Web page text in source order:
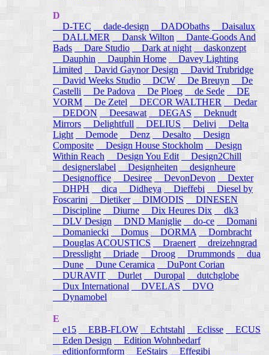
D
D-TEC
dade-design DADObaths
Daisalux
DALLMER
Dansk Wilton
Dante-Goods And
Bads
Dare Studio Dark at night
daskonzept
Dauphin
Dauphin Home
Davey Lighting
Limited
David Gaynor Design
David Trubridge
David Weeks Studio
DCW De Breuyn
De
Castelli
De Padova De Ploeg de Sede
DE
VORM
De Zetel DECOR WALTHER
Dedar
DEDON
Deesawat DEGAS
Deknudt
Mirrors
Delightfull DELIUS Delivi
Delta
Light
Demode Denz Desalto
Design
Composite
Design House Stockholm
Design
Within Reach
Design You Edit
Design2Chill
designerslabel
Designheiten
designheure
Designoffice
Desiree DevonDevon
Dexter
DHPH
dica Didheya Dieffebi
Diesel by
Foscarini
Dietiker DIMODIS
DINESEN
Discipline
Diurne Dix Heures Dix
dk3
DLV Design
DND Maniglie do-ce
Domani
Domaniecki
Domus DORMA
Dornbracht
Douglas ACOUSTICS
Draenert
dreizehngrad
Dresslight Driade Droog Drummonds
dua
Dune
Dune Ceramica
DuPont Corian
DURAVIT
Durlet Duropal
dutchglobe
Dux International
DVELAS
DVO
Dynamobel
E
e15 EBB-FLOW Echtstahl Eclisse
ECUS
Eden Design
Edition Wohnbedarf
editionformform
EeStairs
Effegibi